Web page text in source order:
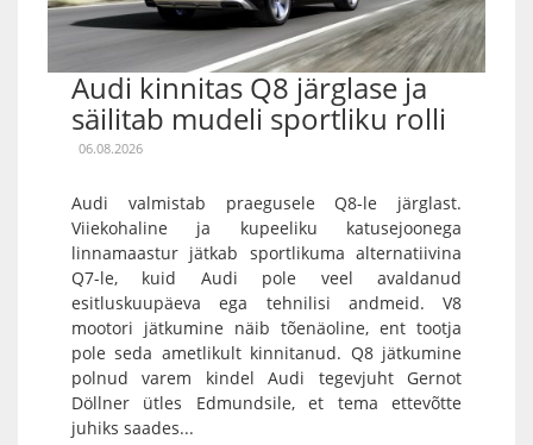
Audi kinnitas Q8 järglase ja
säilitab mudeli sportliku rolli
06.08.2026
Audi valmistab praegusele Q8-le järglast.
Viiekohaline ja kupeeliku katusejoonega
linnamaastur jätkab sportlikuma alternatiivina
Q7-le, kuid Audi pole veel avaldanud
esitluskuupäeva ega tehnilisi andmeid. V8
mootori jätkumine näib tõenäoline, ent tootja
pole seda ametlikult kinnitanud. Q8 jätkumine
polnud varem kindel Audi tegevjuht Gernot
Döllner ütles Edmundsile, et tema ettevõtte
juhiks saades...